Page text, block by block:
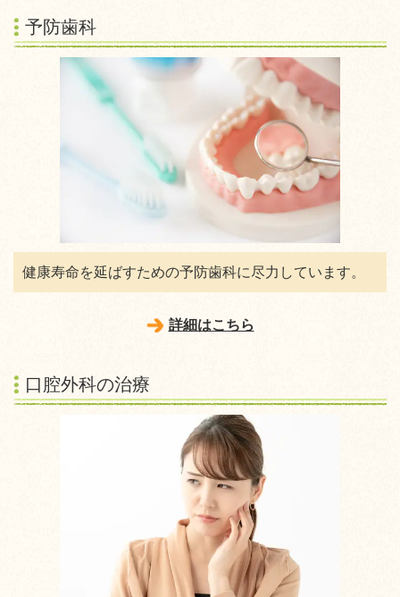
予防歯科
健康寿命を延ばすための予防歯科に尽力しています。
詳細はこちら
口腔外科の治療